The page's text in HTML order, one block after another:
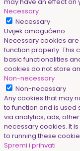
may have an effect on
Necessary
Necessary
Uvijek omogućeno
Necessary cookies
function properly. This
basic functionalities
cookies do not store
Non-necessary
Non-necessary
Any cookies that may
to function and is
via analytics, ads,
necessary cookies. It
to running these
Spremi i prihvati